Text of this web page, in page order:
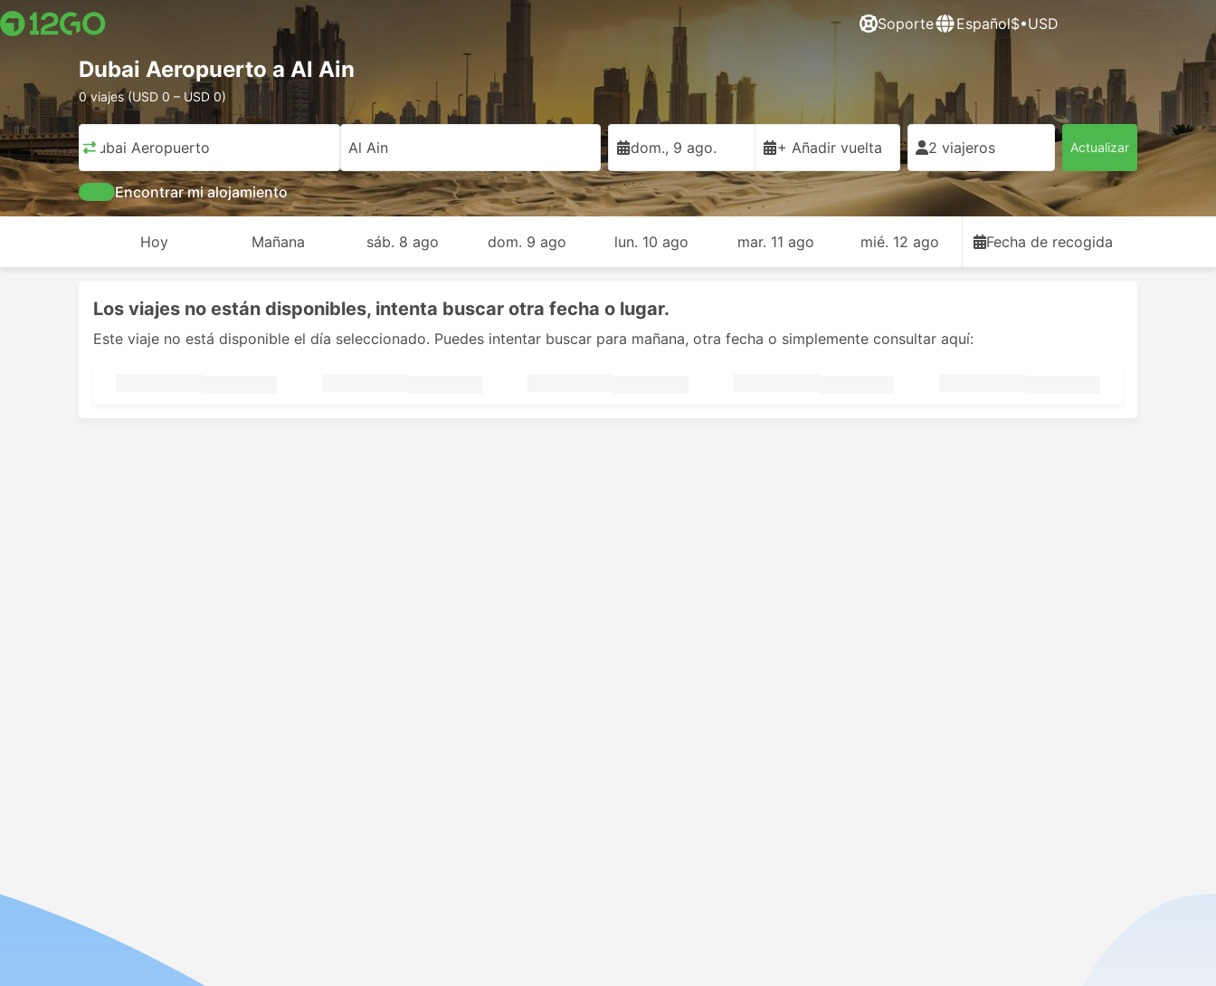
Soporte Español$•USD
Dubai Aeropuerto a Al Ain
0 viajes (USD 0 – USD 0)
Dubai Aeropuerto Al Ain dom., 9 ago. + Añadir vuelta 2 viajeros Actualizar
Encontrar mi alojamiento
Hoy Mañana sáb. 8 ago dom. 9 ago lun. 10 ago mar. 11 ago mié. 12 ago Fecha de recogida
Los viajes no están disponibles, intenta buscar otra fecha o lugar.
Este viaje no está disponible el día seleccionado. Puedes intentar buscar para mañana, otra fecha o simplemente consultar aquí: